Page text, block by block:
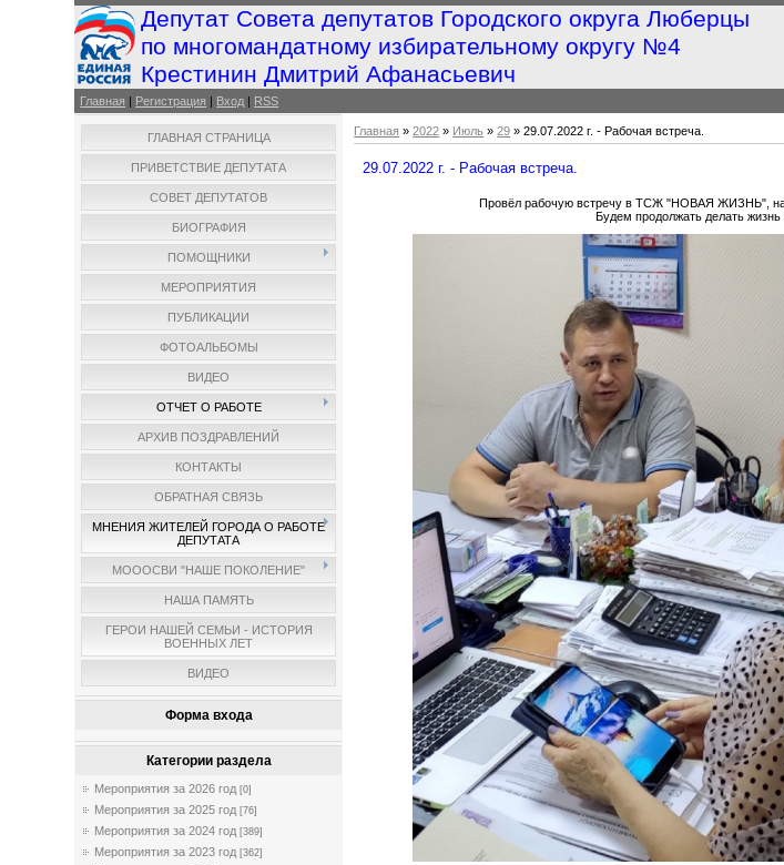
Депутат Совета депутатов Городского округа Люберцы
по многомандатному избирательному округу №4
Крестинин Дмитрий Афанасьевич
Главная | Регистрация | Вход | RSS
ГЛАВНАЯ СТРАНИЦА
ПРИВЕТСТВИЕ ДЕПУТАТА
СОВЕТ ДЕПУТАТОВ
БИОГРАФИЯ
ПОМОЩНИКИ
МЕРОПРИЯТИЯ
ПУБЛИКАЦИИ
ФОТОАЛЬБОМЫ
ВИДЕО
ОТЧЕТ О РАБОТЕ
АРХИВ ПОЗДРАВЛЕНИЙ
КОНТАКТЫ
ОБРАТНАЯ СВЯЗЬ
МНЕНИЯ ЖИТЕЛЕЙ ГОРОДА О РАБОТЕ
ДЕПУТАТА
МОООСВИ "НАШЕ ПОКОЛЕНИЕ"
НАША ПАМЯТЬ
ГЕРОИ НАШЕЙ СЕМЬИ - ИСТОРИЯ
ВОЕННЫХ ЛЕТ
ВИДЕО
Форма входа
Категории раздела
Мероприятия за 2026 год [0]
Мероприятия за 2025 год [76]
Мероприятия за 2024 год [389]
Мероприятия за 2023 год [362]
Главная »2022 » Июль » 29 » 29.07.2022 г. - Рабочая встреча.
29.07.2022 г. - Рабочая встреча.
Провёл рабочую встречу в ТСЖ "НОВАЯ ЖИЗНЬ", на
Будем продолжать делать